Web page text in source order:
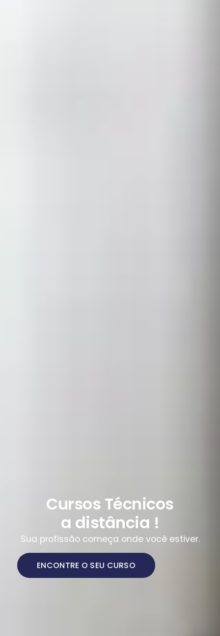
Cursos Técnicos
a distância !
Sua profissão começa onde você estiver.
ENCONTRE O SEU CURSO